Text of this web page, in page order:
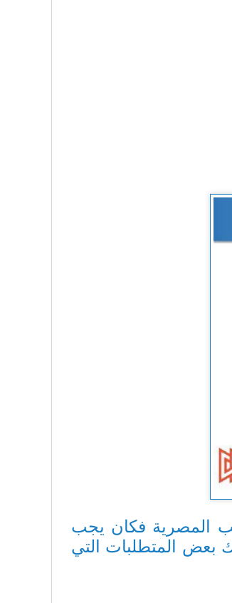
المصرية فكان يجب
بعض المتطلبات التي